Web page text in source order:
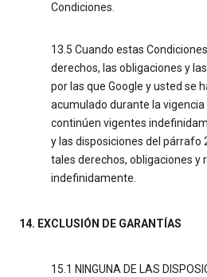
Condiciones.
13.5 Cuando estas
derechos, las obligaciones y
por las que Google y usted se
acumulado durante la vigencia
continúen vigentes
y las disposiciones del párrafo
tales derechos, obligaciones y
indefinidamente.
14. EXCLUSIÓN DE GARANTÍAS
15.1 NINGUNA DE LAS